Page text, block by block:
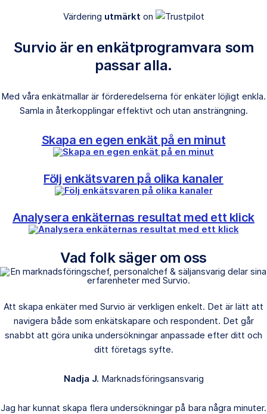
Värdering utmärkt on
Survio är en enkätprogramvara som
passar alla.
Med våra enkätmallar är förderedelserna för enkäter löjligt enkla.
Samla in återkopplingar effektivt och utan ansträngning.
Skapa en egen enkät på en minut
Följ enkätsvaren på olika kanaler
Analysera enkäternas resultat med ett klick
Vad folk säger om oss
Att skapa enkäter med Survio är verkligen enkelt. Det är lätt att
navigera både som enkätskapare och respondent. Det går
snabbt att göra unika undersökningar anpassade efter ditt och
ditt företags syfte.
Nadja J. Marknadsföringsansvarig
Jag har kunnat skapa flera undersökningar på bara några minuter.